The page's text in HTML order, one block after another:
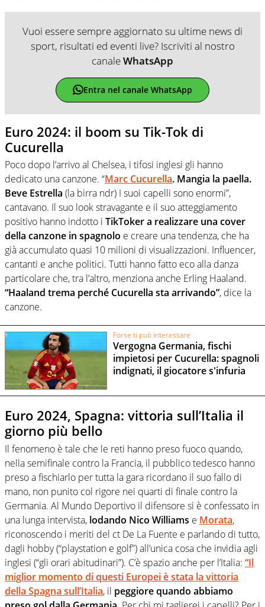
Vuoi essere sempre aggiornato su ultime news di
sport, risultati ed eventi live? Iscriviti al nostro
canaleWhatsApp
Entra nel canale WhatsApp
Euro 2024: il boom su Tik-Tok di
Cucurella
Poco dopo l’arrivo al Chelsea, i tifosi inglesi gli hanno
dedicato una canzone. “Marc Cucurella. Mangia la paella.
Beve Estrella (la birra ndr) I suoi capelli sono enormi”,
cantavano. Il suo look stravagante e il suo atteggiamento
positivo hanno indotto i TikToker a realizzare una cover
della canzone in spagnolo e creare una tendenza, che ha
già accumulato quasi 10 milioni di visualizzazioni. Influencer,
cantanti e anche politici. Tutti hanno fatto eco alla danza
particolare che, tra l’altro, menziona anche Erling Haaland.
“Haaland trema perché Cucurella sta arrivando”, dice la
canzone.
Forse ti può interessare
Vergogna Germania, fischi
impietosi per Cucurella: spagnoli
indignati, il giocatore s'infuria
Euro 2024, Spagna: vittoria sull’Italia il
giorno più bello
Il fenomeno è tale che le reti hanno preso fuoco quando,
nella semifinale contro la Francia, il pubblico tedesco hanno
preso a fischiarlo per tutta la gara ricordano il suo fallo di
mano, non punito col rigore nei quarti di finale contro la
Germania. Al Mundo Deportivo il difensore si è confessato in
una lunga intervista, lodando Nico Williams e Morata,
riconoscendo i meriti del ct De La Fuente e parlando di tutto,
dagli hobby (“playstation e golf”) all’unica cosa che invidia agli
inglesi (“gli orari abitudinari”). C’è spazio anche per l’Italia: “Il
miglior momento di questi Europei è stata la vittoria
della Spagna sull’Italia, il peggiore quando abbiamo